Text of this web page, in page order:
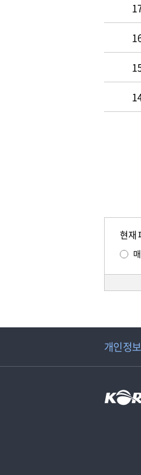
현재
개인정